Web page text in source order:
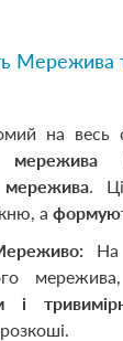
Мережива
на весь
мережива
мережива.
а
На
і